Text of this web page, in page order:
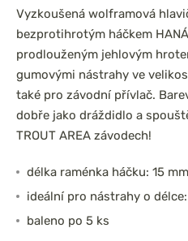
Vyzkoušená wolframová
bezprotihrotým háčkem
prodlouženým jehlovým
gumovými nástrahy ve
také pro závodní přívlač.
dobře jako dráždidlo a
TROUT AREA závodech!
délka raménka háčku: 15 mm
ideální pro nástrahy o
baleno po 5 ks